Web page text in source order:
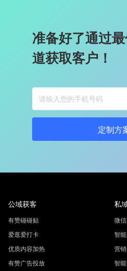
准备好了通过
道获取客户！
定制方
公域获客
有赞碰碰贴
爱逛爱打卡
优质内容加热
有赞广告投放
私
微
智
营
智